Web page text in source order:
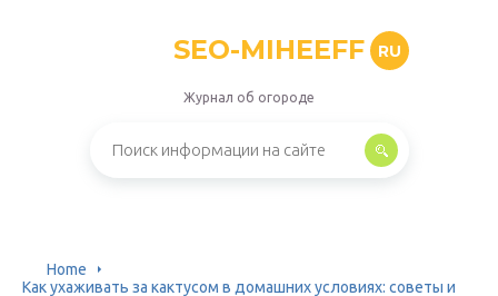
SEO-MIHEEFF RU
Журнал об огороде
Home
Как ухаживать за кактусом в домашних условиях: советы и